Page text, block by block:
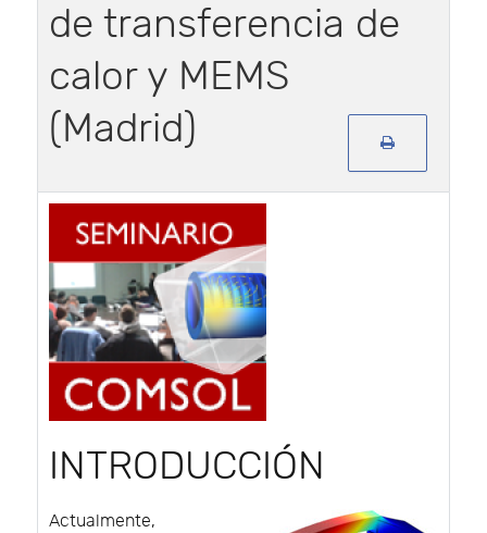
de transferencia de
calor y MEMS
(Madrid)
INTRODUCCIÓN
Actualmente,